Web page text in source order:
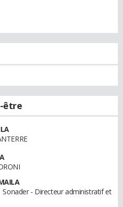
être
- Directeur administratif et